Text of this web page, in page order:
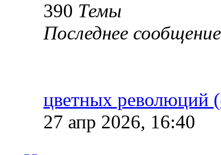
390 Темы
Последнее сообщение
цветных революций
27 апр 2026, 16:40